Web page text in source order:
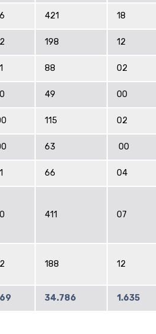
421 18
198 12
88 02
49 00
115 02
63 00
66 04
411 07
188 12
34.786 1.635